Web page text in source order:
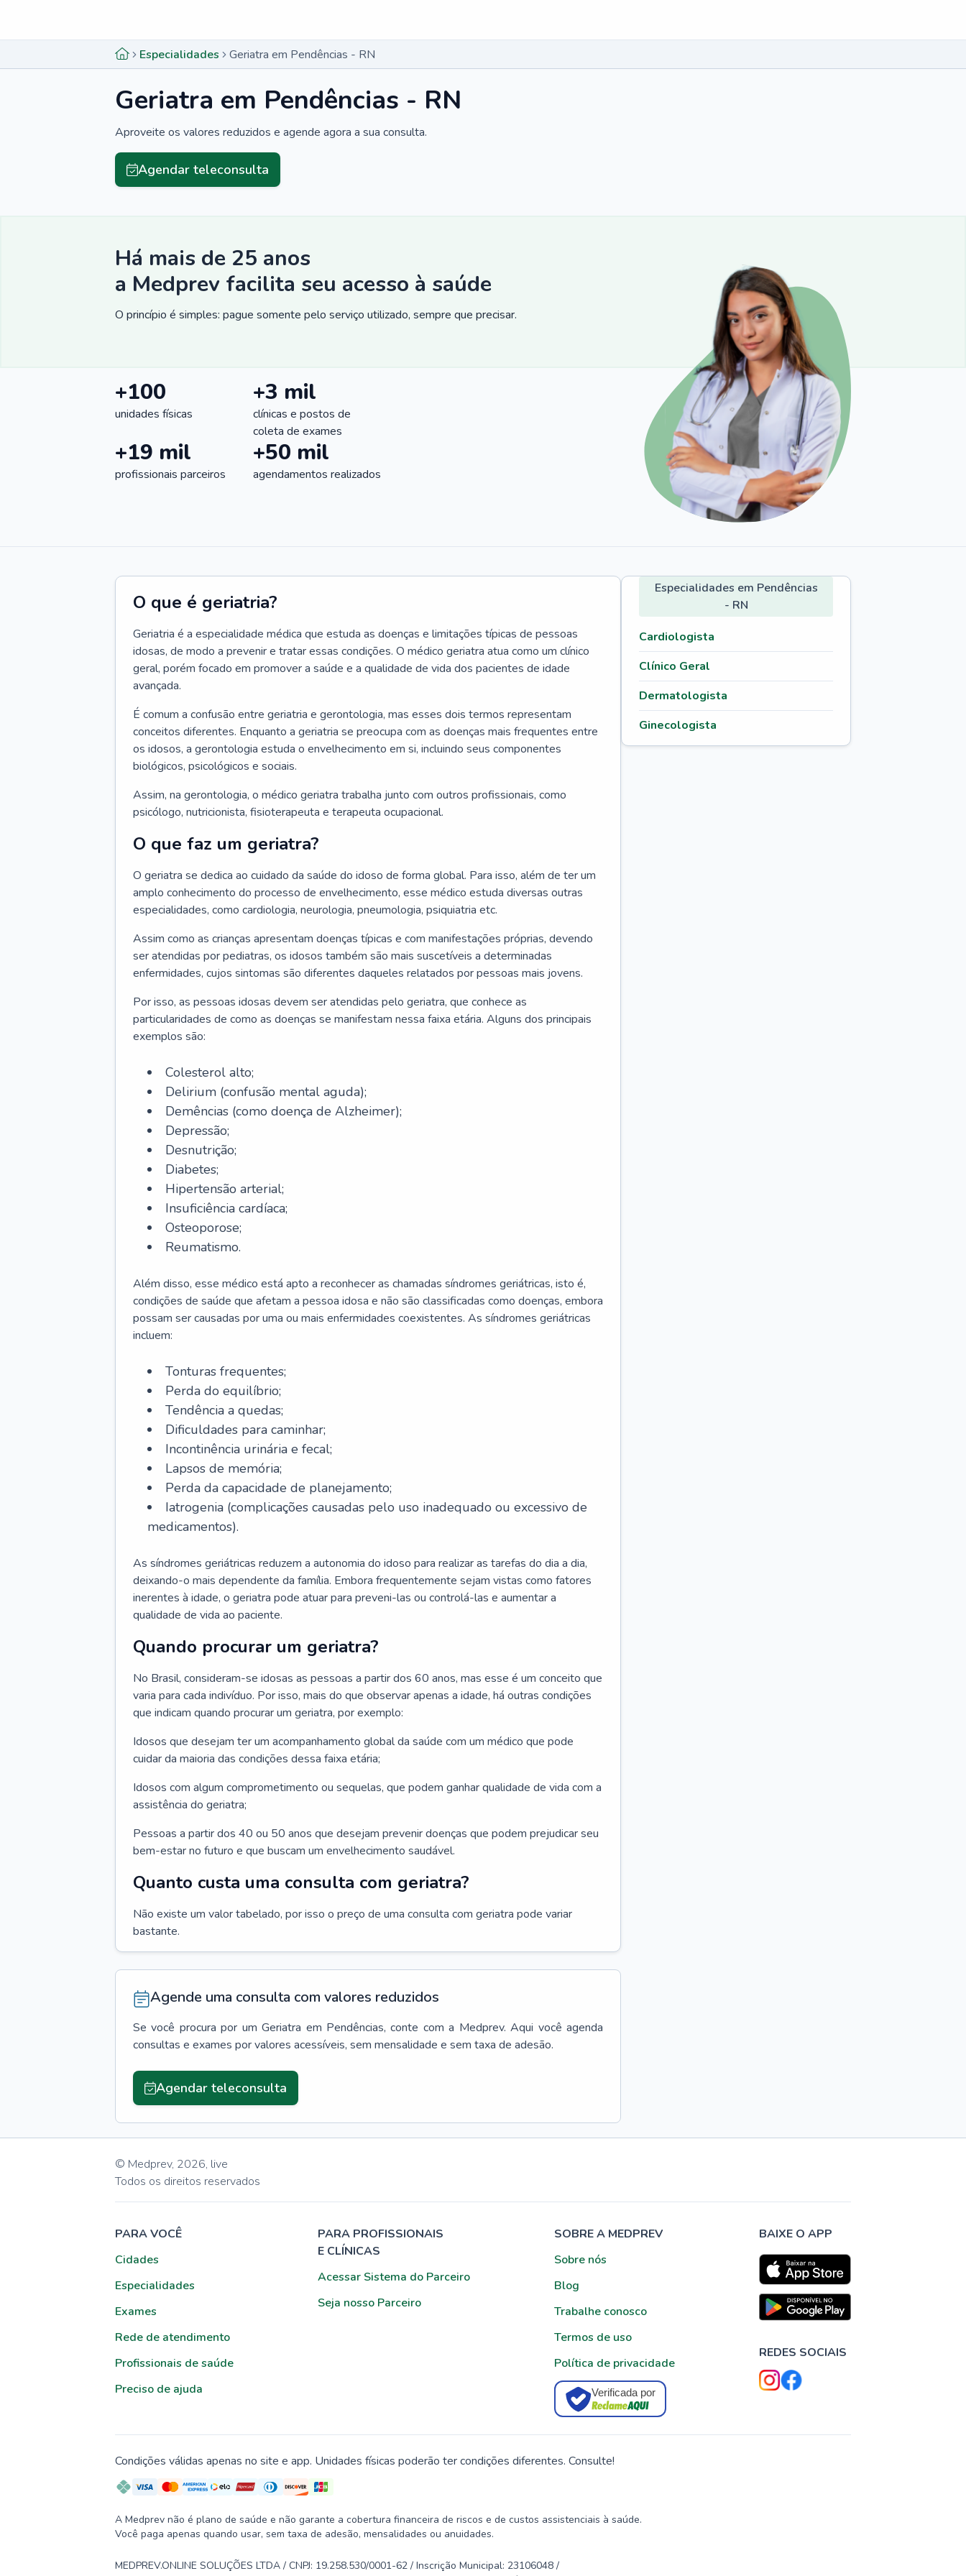
Especialidades Geriatra em Pendências - RN
Geriatra em Pendências - RN
Aproveite os valores reduzidos e agende agora a sua consulta.
Agendar teleconsulta
Há mais de 25 anos
a Medprev facilita seu acesso à saúde
O princípio é simples: pague somente pelo serviço utilizado, sempre que precisar.
+100
unidades físicas
+3 mil
clínicas e postos de
coleta de exames
+19 mil
profissionais parceiros
+50 mil
agendamentos realizados
O que é geriatria?
Geriatria é a especialidade médica que estuda as doenças e limitações típicas de pessoas
idosas, de modo a prevenir e tratar essas condições. O médico geriatra atua como um clínico
geral, porém focado em promover a saúde e a qualidade de vida dos pacientes de idade
avançada.
É comum a confusão entre geriatria e gerontologia, mas esses dois termos representam
conceitos diferentes. Enquanto a geriatria se preocupa com as doenças mais frequentes entre
os idosos, a gerontologia estuda o envelhecimento em si, incluindo seus componentes
biológicos, psicológicos e sociais.
Assim, na gerontologia, o médico geriatra trabalha junto com outros profissionais, como
psicólogo, nutricionista, fisioterapeuta e terapeuta ocupacional.
O que faz um geriatra?
O geriatra se dedica ao cuidado da saúde do idoso de forma global. Para isso, além de ter um
amplo conhecimento do processo de envelhecimento, esse médico estuda diversas outras
especialidades, como cardiologia, neurologia, pneumologia, psiquiatria etc.
Assim como as crianças apresentam doenças típicas e com manifestações próprias, devendo
ser atendidas por pediatras, os idosos também são mais suscetíveis a determinadas
enfermidades, cujos sintomas são diferentes daqueles relatados por pessoas mais jovens.
Por isso, as pessoas idosas devem ser atendidas pelo geriatra, que conhece as
particularidades de como as doenças se manifestam nessa faixa etária. Alguns dos principais
exemplos são:
Colesterol alto;
Delirium (confusão mental aguda);
Demências (como doença de Alzheimer);
Depressão;
Desnutrição;
Diabetes;
Hipertensão arterial;
Insuficiência cardíaca;
Osteoporose;
Reumatismo.
Além disso, esse médico está apto a reconhecer as chamadas síndromes geriátricas, isto é,
condições de saúde que afetam a pessoa idosa e não são classificadas como doenças, embora
possam ser causadas por uma ou mais enfermidades coexistentes. As síndromes geriátricas
incluem:
Tonturas frequentes;
Perda do equilíbrio;
Tendência a quedas;
Dificuldades para caminhar;
Incontinência urinária e fecal;
Lapsos de memória;
Perda da capacidade de planejamento;
Iatrogenia (complicações causadas pelo uso inadequado ou excessivo de
medicamentos).
As síndromes geriátricas reduzem a autonomia do idoso para realizar as tarefas do dia a dia,
deixando-o mais dependente da família. Embora frequentemente sejam vistas como fatores
inerentes à idade, o geriatra pode atuar para preveni-las ou controlá-las e aumentar a
qualidade de vida ao paciente.
Quando procurar um geriatra?
No Brasil, consideram-se idosas as pessoas a partir dos 60 anos, mas esse é um conceito que
varia para cada indivíduo. Por isso, mais do que observar apenas a idade, há outras condições
que indicam quando procurar um geriatra, por exemplo:
Idosos que desejam ter um acompanhamento global da saúde com um médico que pode
cuidar da maioria das condições dessa faixa etária;
Idosos com algum comprometimento ou sequelas, que podem ganhar qualidade de vida com a
assistência do geriatra;
Pessoas a partir dos 40 ou 50 anos que desejam prevenir doenças que podem prejudicar seu
bem-estar no futuro e que buscam um envelhecimento saudável.
Quanto custa uma consulta com geriatra?
Não existe um valor tabelado, por isso o preço de uma consulta com geriatra pode variar
bastante.
Agende uma consulta com valores reduzidos
Se você procura por um Geriatra em Pendências, conte com a Medprev. Aqui você agenda
consultas e exames por valores acessíveis, sem mensalidade e sem taxa de adesão.
Agendar teleconsulta
Especialidades em Pendências
- RN
Cardiologista
Clínico Geral
Dermatologista
Ginecologista
© Medprev, 2026, live
Todos os direitos reservados
PARA VOCÊ
Cidades
Especialidades
Exames
Rede de atendimento
Profissionais de saúde
Preciso de ajuda
PARA PROFISSIONAIS
E CLÍNICAS
Acessar Sistema do Parceiro
Seja nosso Parceiro
SOBRE A MEDPREV
Sobre nós
Blog
Trabalhe conosco
Termos de uso
Política de privacidade
Verificada por
BAIXE O APP
REDES SOCIAIS
Condições válidas apenas no site e app. Unidades físicas poderão ter condições diferentes. Consulte!
A Medprev não é plano de saúde e não garante a cobertura financeira de riscos e de custos assistenciais à saúde.
Você paga apenas quando usar, sem taxa de adesão, mensalidades ou anuidades.
MEDPREV.ONLINE SOLUÇÕES LTDA / CNPJ: 19.258.530/0001-62 / Inscrição Municipal: 23106048 /